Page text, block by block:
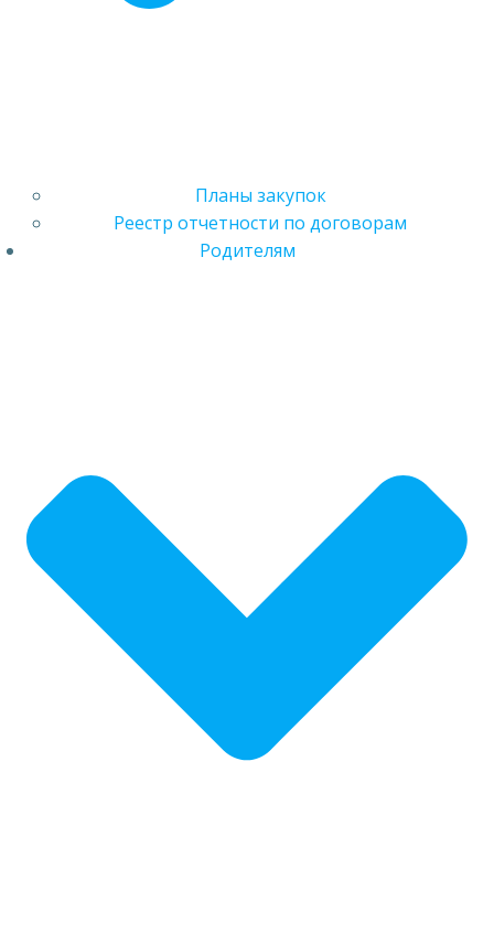
Планы закупок
Реестр отчетности по договорам
Родителям